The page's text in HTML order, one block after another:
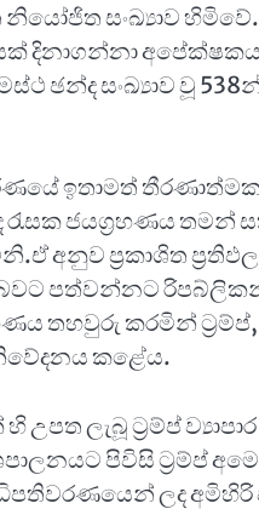
නියෝජිත සංඛ්‍යාව
දිනාගන්නා
ඡන්ද සංඛ්‍යාව වූ
ඉතාමත්
ජයග්‍රහණය තමන්
අනුව ප්‍රකාශිත
බවට පත්වන්නට
තහවුරු කරමින්
කළේය.
ලැබූ ට්‍රම්ප්
පිවිසි ට්‍රම්ප්
ලද